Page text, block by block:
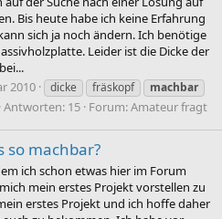
Bis heute habe ich keine Erfahrung
sich ja noch ändern. Ich benötige
Leider ist die Dicke der
2010 dicke fräskopf
machbar
Antworten: 15 Forum:Amateur fragt
so machbar?
ich schon etwas hier im Forum
mein erstes Projekt vorstellen zu
erstes Projekt und ich hoffe daher